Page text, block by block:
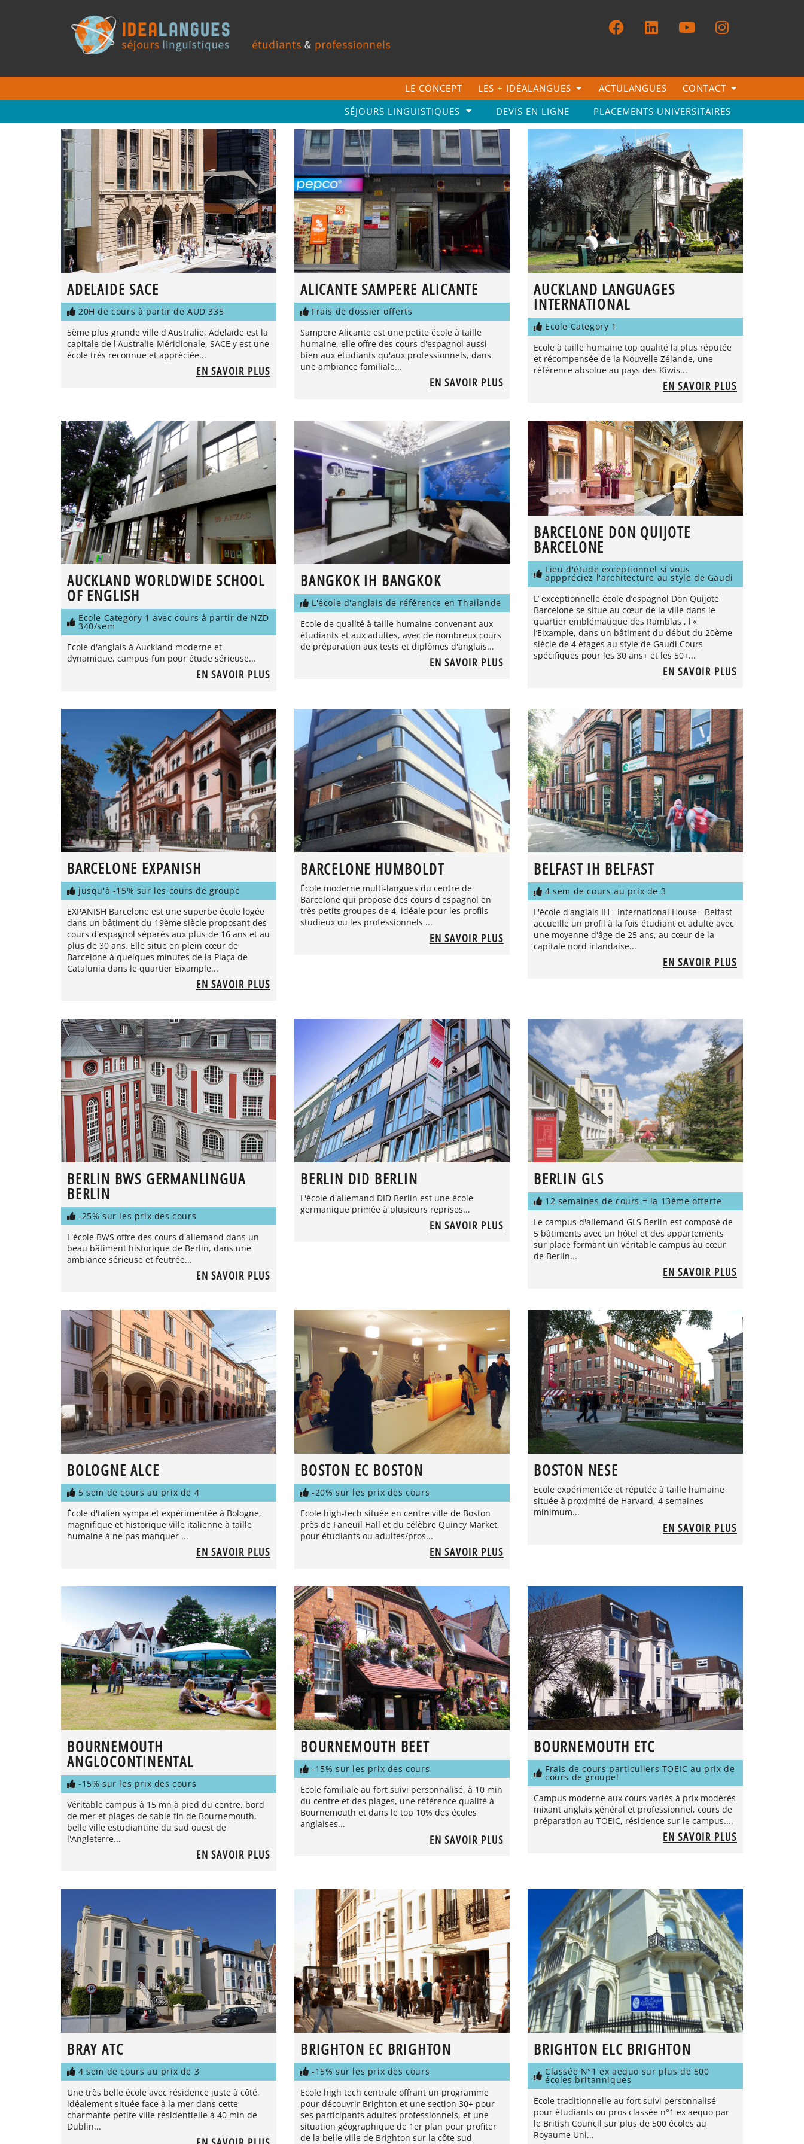
LE CONCEPT LES + IDÉALANGUES ACTULANGUES
CONTACT
SÉJOURS LINGUISTIQUES
DEVIS EN LIGNE PLACEMENTS UNIVERSITAIRES
ADELAIDE SACE
20H de cours à partir de AUD 335
5ème plus grande ville d'Australie, Adelaïde est la
capitale de l'Australie-Méridionale, SACE y est une
école très reconnue et appréciée...
EN SAVOIR PLUS
ALICANTE SAMPERE ALICANTE
Frais de dossier offerts
Sampere Alicante est une petite école à taille
humaine, elle offre des cours d'espagnol aussi
bien aux étudiants qu'aux professionnels, dans
une ambiance familiale...
EN SAVOIR PLUS
AUCKLAND LANGUAGES
INTERNATIONAL
Ecole Category 1
Ecole à taille humaine top qualité la plus réputée
et récompensée de la Nouvelle Zélande, une
référence absolue au pays des Kiwis...
EN SAVOIR PLUS
AUCKLAND WORLDWIDE SCHOOL
OF ENGLISH
Ecole Category 1 avec cours à partir de NZD
340/sem
Ecole d'anglais à Auckland moderne et
dynamique, campus fun pour étude sérieuse...
EN SAVOIR PLUS
BANGKOK IH BANGKOK
L'école d'anglais de référence en Thailande
Ecole de qualité à taille humaine convenant aux
étudiants et aux adultes, avec de nombreux cours
de préparation aux tests et diplômes d'anglais...
EN SAVOIR PLUS
BARCELONE DON QUIJOTE
BARCELONE
Lieu d'étude exceptionnel si vous
apppréciez l'architecture au style de Gaudi
L’ exceptionnelle école d’espagnol Don Quijote
Barcelone se situe au cœur de la ville dans le
quartier emblématique des Ramblas , l'«
l’Eixample, dans un bâtiment du début du 20ème
siècle de 4 étages au style de Gaudi Cours
spécifiques pour les 30 ans+ et les 50+...
EN SAVOIR PLUS
BARCELONE EXPANISH
jusqu'à -15% sur les cours de groupe
EXPANISH Barcelone est une superbe école logée
dans un bâtiment du 19ème siècle proposant des
cours d'espagnol séparés aux plus de 16 ans et au
plus de 30 ans. Elle situe en plein cœur de
Barcelone à quelques minutes de la Plaça de
Catalunia dans le quartier Eixample...
EN SAVOIR PLUS
BARCELONE HUMBOLDT
École moderne multi-langues du centre de
Barcelone qui propose des cours d'espagnol en
très petits groupes de 4, idéale pour les profils
studieux ou les professionnels ...
EN SAVOIR PLUS
BELFAST IH BELFAST
4 sem de cours au prix de 3
L'école d'anglais IH - International House - Belfast
accueille un profil à la fois étudiant et adulte avec
une moyenne d'âge de 25 ans, au cœur de la
capitale nord irlandaise...
EN SAVOIR PLUS
BERLIN BWS GERMANLINGUA
BERLIN
-25% sur les prix des cours
L'école BWS offre des cours d'allemand dans un
beau bâtiment historique de Berlin, dans une
ambiance sérieuse et feutrée...
EN SAVOIR PLUS
BERLIN DID BERLIN
L'école d'allemand DID Berlin est une école
germanique primée à plusieurs reprises...
EN SAVOIR PLUS
BERLIN GLS
12 semaines de cours = la 13ème offerte
Le campus d'allemand GLS Berlin est composé de
5 bâtiments avec un hôtel et des appartements
sur place formant un véritable campus au cœur
de Berlin...
EN SAVOIR PLUS
BOLOGNE ALCE
5 sem de cours au prix de 4
École d'talien sympa et expérimentée à Bologne,
magnifique et historique ville italienne à taille
humaine à ne pas manquer ...
EN SAVOIR PLUS
BOSTON EC BOSTON
-20% sur les prix des cours
Ecole high-tech située en centre ville de Boston
près de Faneuil Hall et du célèbre Quincy Market,
pour étudiants ou adultes/pros...
EN SAVOIR PLUS
BOSTON NESE
Ecole expérimentée et réputée à taille humaine
située à proximité de Harvard, 4 semaines
minimum...
EN SAVOIR PLUS
BOURNEMOUTH
ANGLOCONTINENTAL
-15% sur les prix des cours
Véritable campus à 15 mn à pied du centre, bord
de mer et plages de sable fin de Bournemouth,
belle ville estudiantine du sud ouest de
l'Angleterre...
EN SAVOIR PLUS
BOURNEMOUTH BEET
-15% sur les prix des cours
Ecole familiale au fort suivi personnalisé, à 10 min
du centre et des plages, une référence qualité à
Bournemouth et dans le top 10% des écoles
anglaises...
EN SAVOIR PLUS
BOURNEMOUTH ETC
Frais de cours particuliers TOEIC au prix de
cours de groupe!
Campus moderne aux cours variés à prix modérés
mixant anglais général et professionnel, cours de
préparation au TOEIC, résidence sur le campus....
EN SAVOIR PLUS
BRAY ATC
4 sem de cours au prix de 3
Une très belle école avec résidence juste à côté,
idéalement située face à la mer dans cette
charmante petite ville résidentielle à 40 min de
Dublin...
BRIGHTON EC BRIGHTON
-15% sur les prix des cours
Ecole high tech centrale offrant un programme
pour découvrir Brighton et une section 30+ pour
ses participants adultes professionnels, et une
situation géographique de 1er plan pour profiter
de la belle ville de Brighton sur la côte sud
BRIGHTON ELC BRIGHTON
Classée N°1 ex aequo sur plus de 500
écoles britanniques
Ecole traditionnelle au fort suivi personnalisé
pour étudiants ou pros classée n°1 ex aequo par
le British Council sur plus de 500 écoles au
Royaume Uni...